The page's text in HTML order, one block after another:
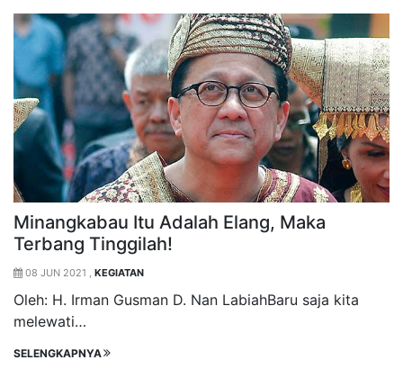
Minangkabau Itu Adalah Elang, Maka
Terbang Tinggilah!
08 JUN 2021 , KEGIATAN
Oleh: H. Irman Gusman D. Nan LabiahBaru saja kita
melewati…
SELENGKAPNYA